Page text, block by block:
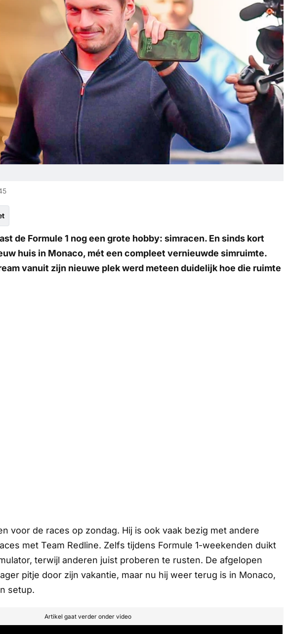
de Formule 1 nog een grote hobby: simracen. En sinds kort
huis in Monaco, mét een compleet vernieuwde simruimte.
vanuit zijn nieuwe plek werd meteen duidelijk hoe die ruimte
voor de races op zondag. Hij is ook vaak bezig met andere
met Team Redline. Zelfs tijdens Formule 1-weekenden duikt
terwijl anderen juist proberen te rusten. De afgelopen
pitje door zijn vakantie, maar nu hij weer terug is in Monaco,
setup.
Artikel gaat verder onder video